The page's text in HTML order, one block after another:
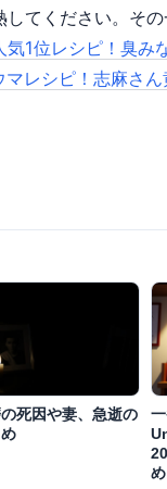
てください。そ
1位レシピ！臭
レシピ！志麻さ
死因や妻、急逝の
め